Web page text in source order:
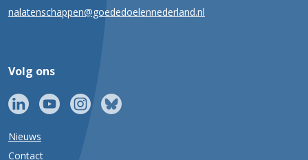
nalatenschappen@goededoelennederland.nl
Volg ons
Nieuws
Contact